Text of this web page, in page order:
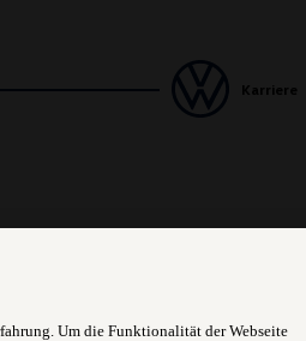
Karriere
Um die Funktionalität der Webseite